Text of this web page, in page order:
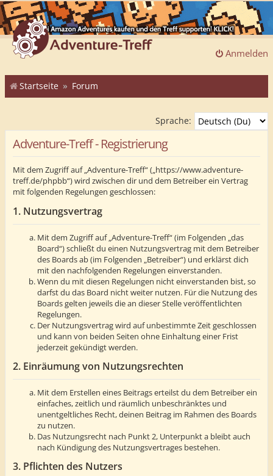
Anmelden
Startseite Forum
Sprache:
Adventure-Treff - Registrierung
Mit dem Zugriff auf „Adventure-Treff“ („https://www.adventure-
treff.de/phpbb“) wird zwischen dir und dem Betreiber ein Vertrag
mit folgenden Regelungen geschlossen:
1. Nutzungsvertrag
Mit dem Zugriff auf „Adventure-Treff“ (im Folgenden „das
Board“) schließt du einen Nutzungsvertrag mit dem Betreiber
des Boards ab (im Folgenden „Betreiber“) und erklärst dich
mit den nachfolgenden Regelungen einverstanden.
Wenn du mit diesen Regelungen nicht einverstanden bist, so
darfst du das Board nicht weiter nutzen. Für die Nutzung des
Boards gelten jeweils die an dieser Stelle veröffentlichten
Regelungen.
Der Nutzungsvertrag wird auf unbestimmte Zeit geschlossen
und kann von beiden Seiten ohne Einhaltung einer Frist
jederzeit gekündigt werden.
2. Einräumung von Nutzungsrechten
Mit dem Erstellen eines Beitrags erteilst du dem Betreiber ein
einfaches, zeitlich und räumlich unbeschränktes und
unentgeltliches Recht, deinen Beitrag im Rahmen des Boards
zu nutzen.
Das Nutzungsrecht nach Punkt 2, Unterpunkt a bleibt auch
nach Kündigung des Nutzungsvertrages bestehen.
3. Pflichten des Nutzers